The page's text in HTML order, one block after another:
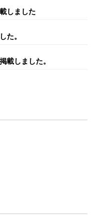
しました
た。
載しました。